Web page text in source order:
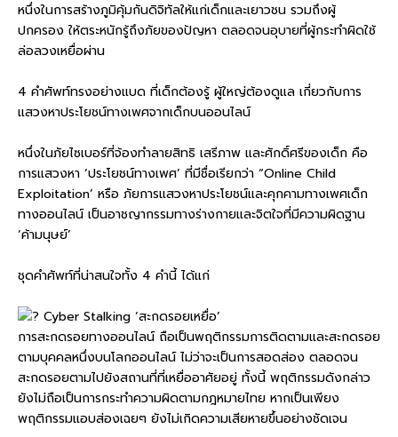
หนึ่งในการสร้างภูมิคุ้มกันดิจิทัลให้แก่เด็กและเยาวชน รวมถึงผู้
ปกครอง ให้ตระหนักรู้ถึงภัยของปัญหา ตลอดจนอุบายที่ผู้กระทำผิดใช้
ล่อลวงเหยื่อผ่าน
4 คำศัพท์ทรงอย่างแบด ที่เด็กต้องรู้ ผู้ใหญ่ต้องดูแล เกี่ยวกับการ
แสวงหาประโยชน์ทางเพศจากเด็กบนออนไลน์
หนึ่งในภัยไซเบอร์ที่จ้องทำลายสิทธิ เสรีภาพ และศักดิ์ศรีของเด็ก คือ
การแสวงหา ‘ประโยชน์ทางเพศ’ ที่มีชื่อเรียกว่า “Online Child
Exploitation’ หรือ ภัยการแสวงหาประโยชน์และคุกคามทางเพศเด็ก
ทางออนไลน์ เป็นอาชญากรรมทางร่างกายและจิตใจที่มีความผิดฐาน
‘ค้ามนุษย์’
ชุดคำศัพท์ที่น่าสนใจทั้ง 4 คำนี้ ได้แก่
Cyber Stalking ‘สะกดรอยเหยื่อ’
การสะกดรอยทางออนไลน์ ถือเป็นพฤติกรรมการติดตามและสะกดรอย
ตามบุคคลหนึ่งบนโลกออนไลน์ ไม่ว่าจะเป็นการสอดส่อง ตลอดจน
สะกดรอยตามไปยังสถานที่ที่เหยื่ออาศัยอยู่ ทั้งนี้ พฤติกรรมดังกล่าว
ยังไม่ถือเป็นการกระทำความผิดตามกฎหมายไทย หากเป็นเพียง
พฤติกรรมแอบส่องเฉยๆ ยังไม่เกิดความเสียหายขึ้นอย่างชัดเจน